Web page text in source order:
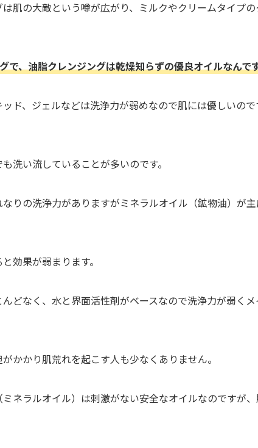
肌の大敵という噂が広がり、ミルクやクリームタイプ
で、油脂クレンジングは乾燥知らずの優良オイルなんで
ド、ジェルなどは洗浄力が弱めなので肌には優しいの
洗い流していることが多いのです。
りの洗浄力がありますがミネラルオイル（鉱物油）が
効果が弱まります。
どなく、水と界面活性剤がベースなので洗浄力が弱く
かかり肌荒れを起こす人も少なくありません。
ネラルオイル）は刺激がない安全なオイルなのですが